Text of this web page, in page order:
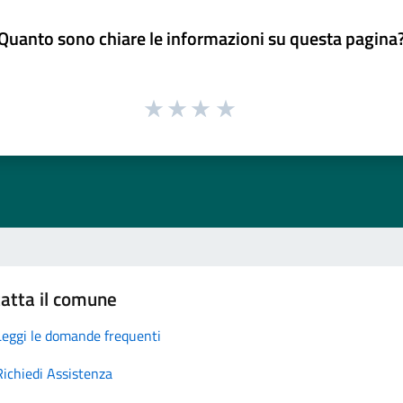
sono chiare le informazioni su questa
il comune
le domande frequenti
Assistenza